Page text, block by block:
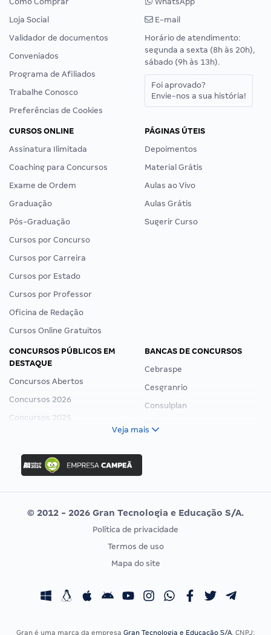
Loja Social
Validador de documentos
Conveniados
Programa de Afiliados
Trabalhe Conosco
Preferências de Cookies
E-mail
Horário de atendimento:
segunda a sexta (8h às 20h),
sábado (9h às 13h).
Foi aprovado?
Envie-nos a sua história!
CURSOS ONLINE
Assinatura Ilimitada
Coaching para Concursos
Exame de Ordem
Graduação
Pós-Graduação
Cursos por Concurso
Cursos por Carreira
Cursos por Estado
Cursos por Professor
Oficina de Redação
Cursos Online Gratuitos
PÁGINAS ÚTEIS
Depoimentos
Material Grátis
Aulas ao Vivo
Aulas Grátis
Sugerir Curso
CONCURSOS PÚBLICOS EM
DESTAQUE
Concursos Abertos
Concursos 2026
Concursos 2025
Concurso Ibama
Concurso MPU
Editais publicados
BANCAS DE CONCURSOS
Cebraspe
Cesgranrio
Consulplan
Vunesp
CONCURSOS POR PROFISSÃO
Concursos Fiscais
EXAME DE ORDEM
Calendário OAB
Veja mais
© 2012 - 2026 Gran Tecnologia e Educação S/A.
Política de privacidade
Termos de uso
Mapa do site
Gran é uma marca da empresa Gran Tecnologia e Educação S/A, CNPJ: